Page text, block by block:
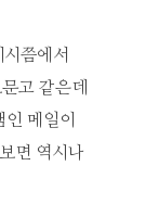
쯤에서
고 같은데
메일이
면 역시나